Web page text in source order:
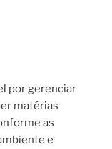
por gerenciar
matérias
as
e